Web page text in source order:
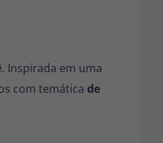
Inspirada em uma
com temática de